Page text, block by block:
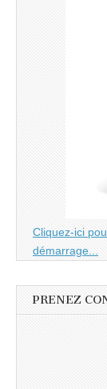
Cliquez-ici
démarrage...
PRENEZ